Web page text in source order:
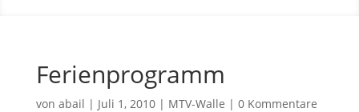
Ferienprogramm
von abail | Juli 1, 2010| MTV-Walle | 0 Kommentare